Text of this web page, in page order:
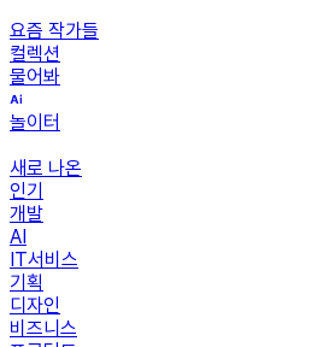
요즘 작가들
컬렉션
물어봐
놀이터
새로 나온
인기
개발
AI
IT서비스
기획
디자인
비즈니스